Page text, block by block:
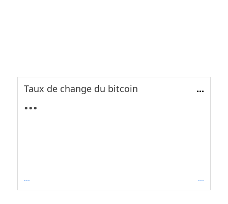
Taux de change du bitcoin ...
...
... ...